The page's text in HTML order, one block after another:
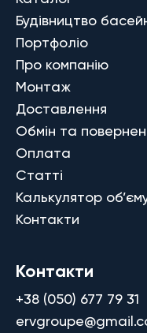
Будівництво
Портфоліо
Про компанію
Монтаж
Доставлення
Обмін та
Оплата
Статті
Калькулятор
Контакти
Контакти
+38 (050) 677 79 31